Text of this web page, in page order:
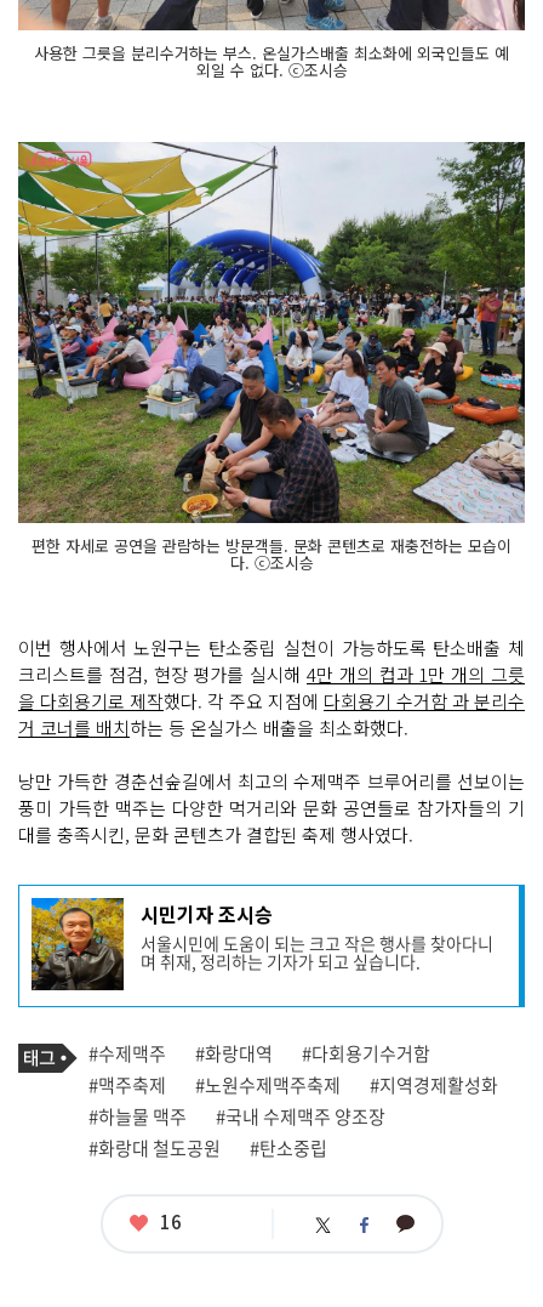
사용한 그릇을 분리수거하는 부스. 온실가스배출 최소화에 외국인들도 예
외일 수 없다. ⓒ조시승
편한 자세로 공연을 관람하는 방문객들. 문화 콘텐츠로 재충전하는 모습이
다. ⓒ조시승
이번 행사에서 노원구는 탄소중립 실천이 가능하도록 탄소배출 체
크리스트를 점검, 현장 평가를 실시해 4만 개의 컵과 1만 개의 그릇
을 다회용기로 제작했다. 각 주요 지점에 다회용기 수거함 과 분리수
거 코너를 배치하는 등 온실가스 배출을 최소화했다.
낭만 가득한 경춘선숲길에서 최고의 수제맥주 브루어리를 선보이는
풍미 가득한 맥주는 다양한 먹거리와 문화 공연들로 참가자들의 기
대를 충족시킨, 문화 콘텐츠가 결합된 축제 행사였다.
기
사
작
성
자
프
필
시민기자 조시승
서울시민에 도움이 되는 크고 작은 행사를 찾아다니
며 취재, 정리하는 기자가 되고 싶습니다.
사
관
련
태
그
태
그
#수제맥주 #화랑대역
#다회용기수거함
#맥주축제
#노원수제맥주축제
#지역경제활성화
#하늘물 맥주
#국내 수제맥주 양조장
#화랑대 철도공원
#탄소중립
좋
16 트 페 카